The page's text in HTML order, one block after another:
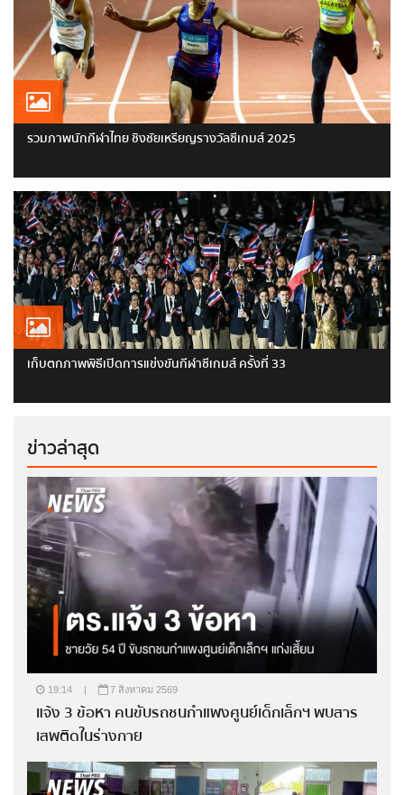
รวมภาพนักกีฬาไทย ชิงชัยเหรียญรางวัลซีเกมส์ 2025
เก็บตกภาพพิธีเปิดการแข่งขันกีฬาซีเกมส์ ครั้งที่ 33
ข่าวล่าสุด
19:14 7 สิงหาคม 2569
แจ้ง 3 ข้อหา คนขับรถชนกำแพงศูนย์เด็กเล็กฯ พบสาร
เสพติดในร่างกาย